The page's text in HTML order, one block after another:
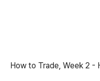
How to Trade, Week 2 -